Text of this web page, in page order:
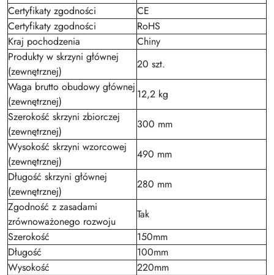
Certyfikaty zgodności
CE
Certyfikaty zgodności
RoHS
Kraj pochodzenia
Chiny
Produkty w skrzyni głównej
(zewnętrznej)
20 szt.
Waga brutto obudowy głównej
(zewnętrznej)
12,2 kg
Szerokość skrzyni zbiorczej
(zewnętrznej)
300 mm
Wysokość skrzyni wzorcowej
(zewnętrznej)
490 mm
Długość skrzyni głównej
(zewnętrznej)
280 mm
Zgodność z zasadami
zrównoważonego rozwoju
Tak
Szerokość
150mm
Długość
100mm
Wysokość
220mm